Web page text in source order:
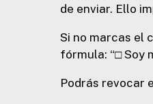
de enviar. Ello
Si no marcas el
fórmula: “□ Soy
Podrás revocar